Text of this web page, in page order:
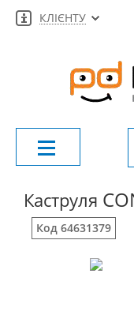
КЛІЄНТУ
Каструля
Код 64631379